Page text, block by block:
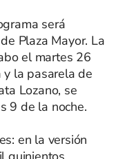
será
Plaza Mayor. La
el martes 26
la pasarela de
Lozano, se
9 de la noche.
en la versión